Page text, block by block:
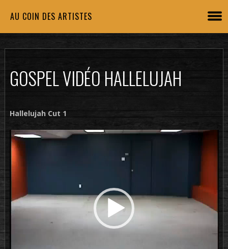
AU COIN DES ARTISTES
GOSPEL VIDÉO HALLELUJAH
Hallelujah Cut 1
Lecteur
vidéo